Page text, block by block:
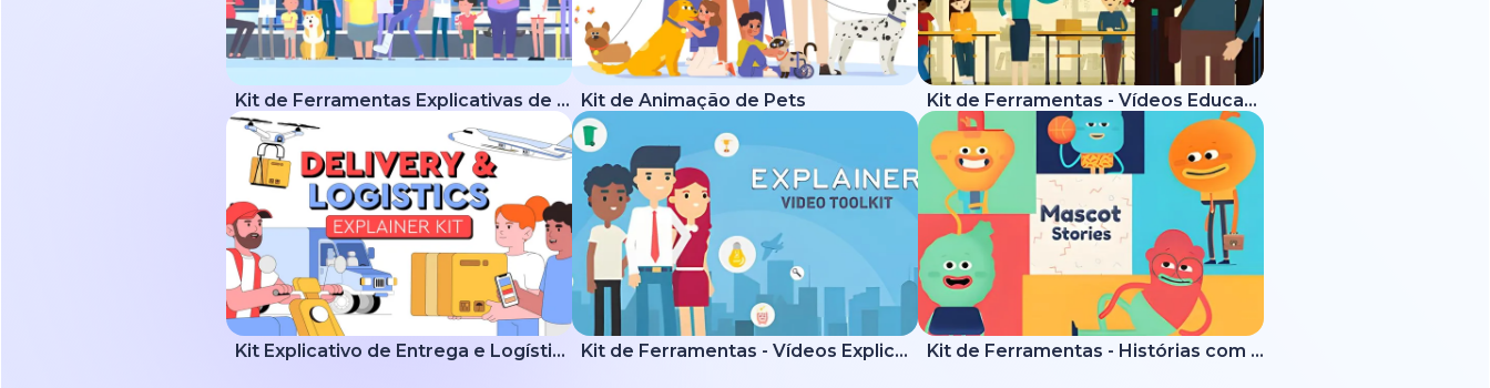
Kit de Ferramentas Explicativas de Saúde Kit de Animação de Pets Kit de Ferramentas - Vídeos Educativos
Kit Explicativo de Entrega e Logística Kit de Ferramentas - Vídeos Explicativos Kit de Ferramentas - Histórias com Mascotes